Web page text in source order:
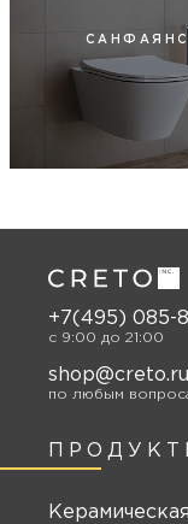
САНФАЯНС
+7(495) 085-
c 9:00 до 21:00
shop@creto.ru
по любым